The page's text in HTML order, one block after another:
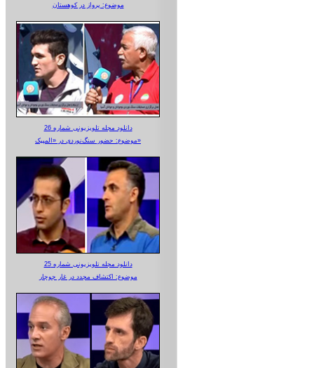
موضوع: پرواز در کوهستان
دانلود مجله تلویزیونی شماره 26
موضوع: حضور سنگ‌نوردی در «المپیک»
دانلود مجله تلویزیونی شماره 25
موضوع: اکتشاف مجدد در غار جوجار